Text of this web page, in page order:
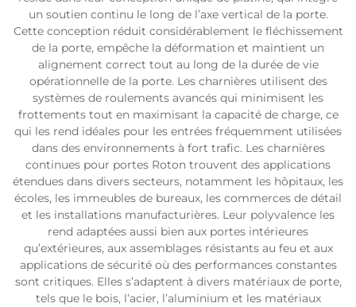
un soutien continu le long de l’axe vertical de la porte.
Cette conception réduit considérablement le fléchissement
de la porte, empêche la déformation et maintient un
alignement correct tout au long de la durée de vie
opérationnelle de la porte. Les charnières utilisent des
systèmes de roulements avancés qui minimisent les
frottements tout en maximisant la capacité de charge, ce
qui les rend idéales pour les entrées fréquemment utilisées
dans des environnements à fort trafic. Les charnières
continues pour portes Roton trouvent des applications
étendues dans divers secteurs, notamment les hôpitaux, les
écoles, les immeubles de bureaux, les commerces de détail
et les installations manufacturières. Leur polyvalence les
rend adaptées aussi bien aux portes intérieures
qu’extérieures, aux assemblages résistants au feu et aux
applications de sécurité où des performances constantes
sont critiques. Elles s’adaptent à divers matériaux de porte,
tels que le bois, l’acier, l’aluminium et les matériaux